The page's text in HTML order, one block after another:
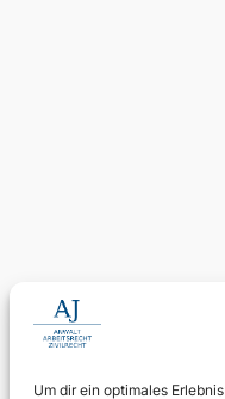
Um dir ein optimales